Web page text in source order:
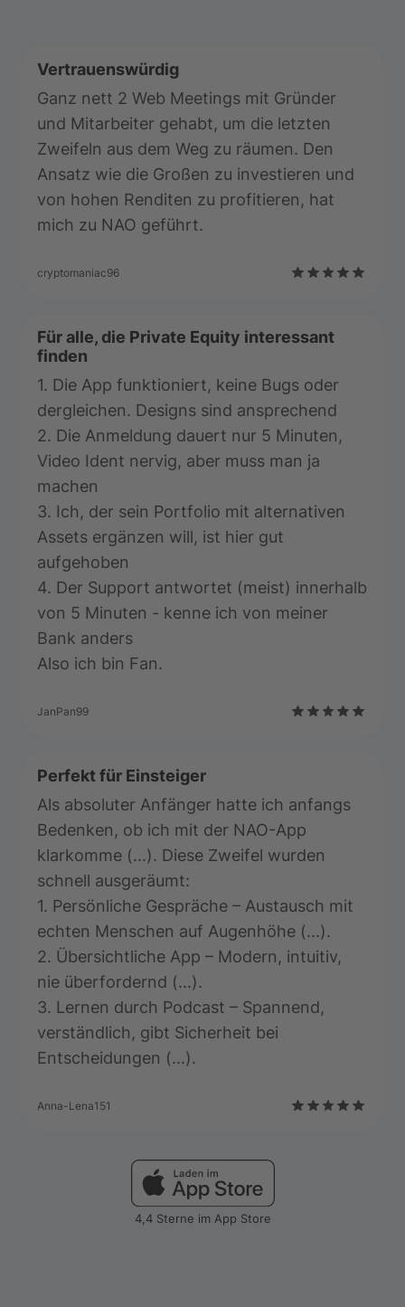
Vertrauenswürdig
Ganz nett 2 Web Meetings mit Gründer
und Mitarbeiter gehabt, um die letzten
Zweifeln aus dem Weg zu räumen. Den
Ansatz wie die Großen zu investieren und
von hohen Renditen zu profitieren, hat
mich zu NAO geführt.
cryptomaniac96
Für alle, die Private Equity interessant
finden
1. Die App funktioniert, keine Bugs oder
dergleichen. Designs sind ansprechend
2. Die Anmeldung dauert nur 5 Minuten,
Video Ident nervig, aber muss man ja
machen
3. Ich, der sein Portfolio mit alternativen
Assets ergänzen will, ist hier gut
aufgehoben
4. Der Support antwortet (meist) innerhalb
von 5 Minuten - kenne ich von meiner
Bank anders
Also ich bin Fan.
JanPan99
Perfekt für Einsteiger
Als absoluter Anfänger hatte ich anfangs
Bedenken, ob ich mit der NAO-App
klarkomme (...). Diese Zweifel wurden
schnell ausgeräumt:
1. Persönliche Gespräche – Austausch mit
echten Menschen auf Augenhöhe (...).
2. Übersichtliche App – Modern, intuitiv,
nie überfordernd (...).
3. Lernen durch Podcast – Spannend,
verständlich, gibt Sicherheit bei
Entscheidungen (...).
Anna-Lena151
4,4 Sterne im App Store